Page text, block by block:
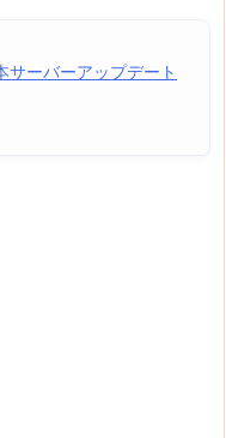
ーバーアップデート